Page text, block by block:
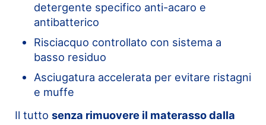
detergente specifico anti-acaro e
antibatterico
Risciacquo controllato con sistema a
basso residuo
Asciugatura accelerata per evitare ristagni
e muffe
Il tutto senza rimuovere il materasso dalla